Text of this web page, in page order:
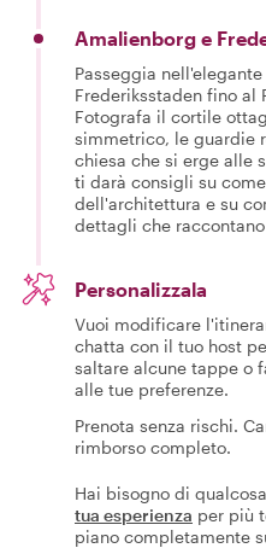
Amalienborg e
Passeggia
Frederiksstaden fino al
Fotografa il cortile
simmetrico, le guardie
chiesa che si erge alle
ti darà consigli su
dell'architettura e su
dettagli che
Personalizzala
Vuoi modificare
chatta con il tuo host
saltare alcune tappe o
alle tue preferenze.
Prenota senza rischi.
rimborso completo.
Hai bisogno di
tua esperienza per più
piano completamente